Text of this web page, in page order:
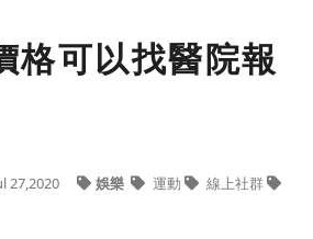
格可以找醫院報
27,2020 娛樂 運動 線上社群